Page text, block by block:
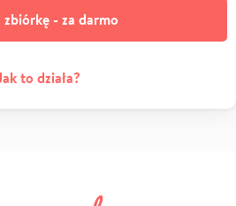
- za darmo
to działa?